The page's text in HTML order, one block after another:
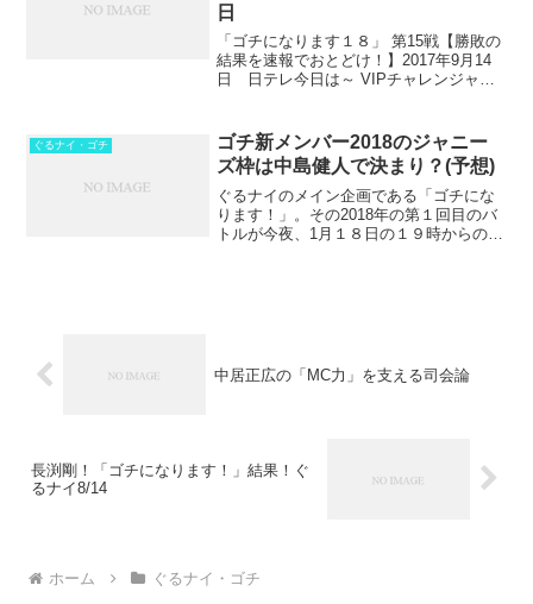
日
「ゴチになります１８」 第15戦【勝敗の
結果を速報でおとどけ！】2017年9月14
日 日テレ今日は～ VIPチャレンジャー
リンピックが迫る中、マラソン界とレス
リング界...
ぐるナイ・ゴチ
ゴチ新メンバー2018のジャニー
ズ枠は中島健人で決まり？(予想)
ぐるナイのメイン企画である「ゴチにな
ります！」。その2018年の第１回目のバ
トルが今夜、1月１８日の１９時からの2
中居正広の「MC力」を支える司会論
長渕剛！「ゴチになります！」結果！ぐ
るナイ8/14
ホーム ぐるナイ・ゴチ